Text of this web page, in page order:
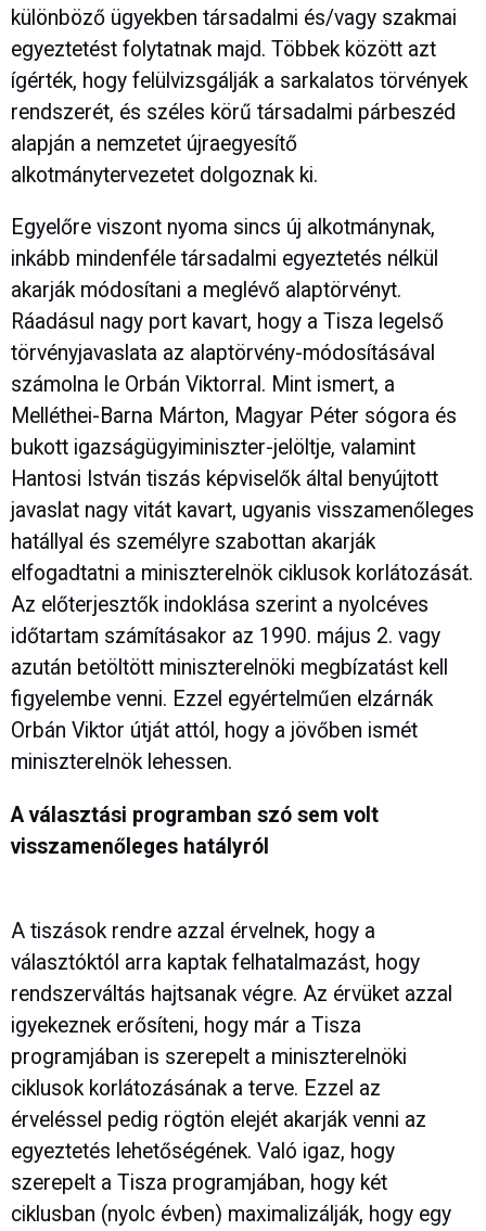
különböző ügyekben társadalmi és/vagy szakmai
egyeztetést folytatnak majd. Többek között azt
ígérték, hogy felülvizsgálják a sarkalatos törvények
rendszerét, és széles körű társadalmi párbeszéd
alapján a nemzetet újraegyesítő
alkotmánytervezetet dolgoznak ki.
Egyelőre viszont nyoma sincs új alkotmánynak,
inkább mindenféle társadalmi egyeztetés nélkül
akarják módosítani a meglévő alaptörvényt.
Ráadásul nagy port kavart, hogy a Tisza legelső
törvényjavaslata az alaptörvény-módosításával
számolna le Orbán Viktorral. Mint ismert, a
Melléthei-Barna Márton, Magyar Péter sógora és
bukott igazságügyiminiszter-jelöltje, valamint
Hantosi István tiszás képviselők által benyújtott
javaslat nagy vitát kavart, ugyanis visszamenőleges
hatállyal és személyre szabottan akarják
elfogadtatni a miniszterelnök ciklusok korlátozását.
Az előterjesztők indoklása szerint a nyolcéves
időtartam számításakor az 1990. május 2. vagy
azután betöltött miniszterelnöki megbízatást kell
figyelembe venni. Ezzel egyértelműen elzárnák
Orbán Viktor útját attól, hogy a jövőben ismét
miniszterelnök lehessen.
A választási programban szó sem volt
visszamenőleges hatályról
A tiszások rendre azzal érvelnek, hogy a
választóktól arra kaptak felhatalmazást, hogy
rendszerváltás hajtsanak végre. Az érvüket azzal
igyekeznek erősíteni, hogy már a Tisza
programjában is szerepelt a miniszterelnöki
ciklusok korlátozásának a terve. Ezzel az
érveléssel pedig rögtön elejét akarják venni az
egyeztetés lehetőségének. Való igaz, hogy
szerepelt a Tisza programjában, hogy két
ciklusban (nyolc évben) maximalizálják, hogy egy